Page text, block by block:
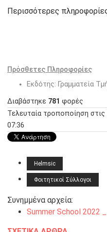
Περισσότερες
Πρόσθετες Πληροφορίες
Εκδότης: Γραμματεία
Διαβάστηκε 781 φορές
Τελευταία τροποποίηση
07:36
Helmsic
Φοιτητικοί Σύλλογοι
Συνημμένα αρχεία:
Summer School 2022